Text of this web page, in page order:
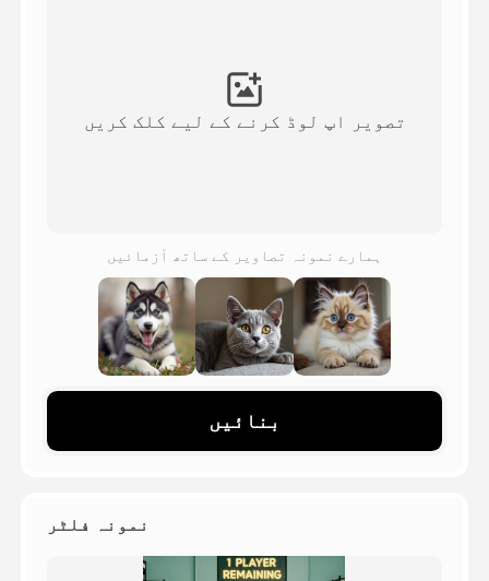
تمام ٹیمپلیٹس دیکھیں
بلاگ
تصویر اپ لوڈ کرنے کے لیے کلک کریں
ہمارے نمونہ تصاویر کے ساتھ آزمائیں
بنائیں
نمونہ فلٹر